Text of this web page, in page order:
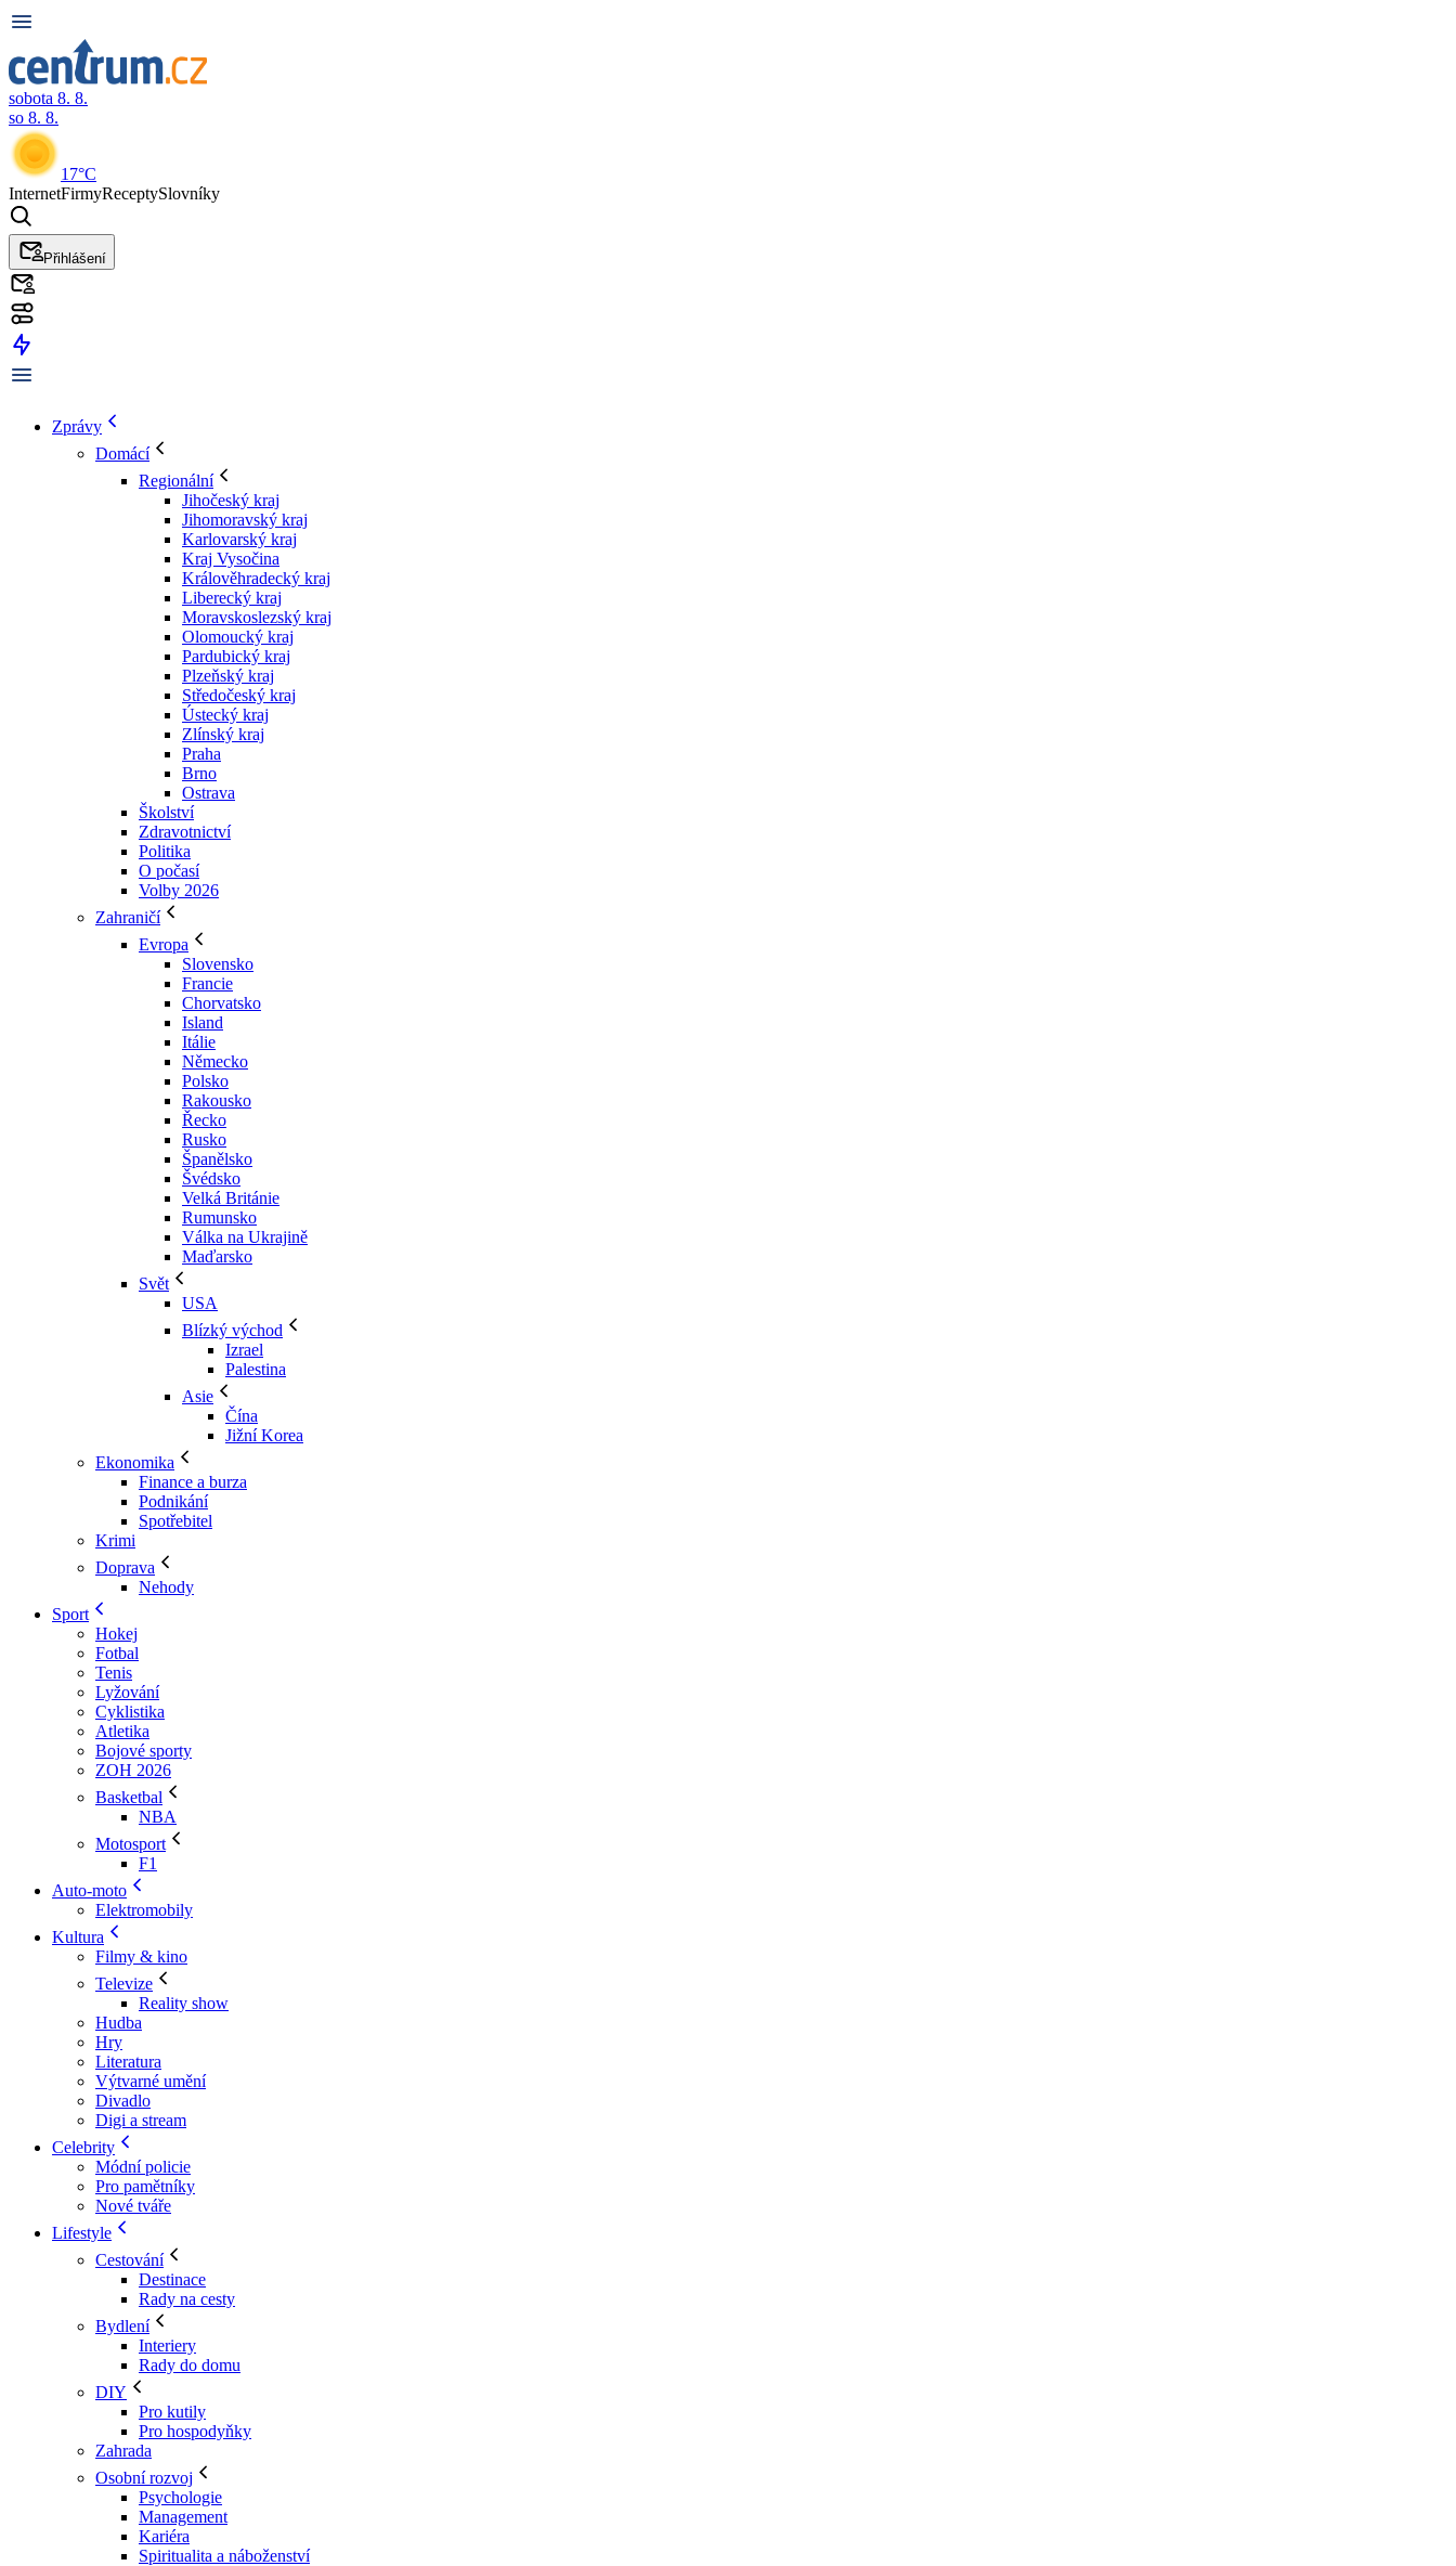
sobota 8. 8.
so 8. 8.
17°C
InternetFirmyReceptySlovníky
Přihlášení
Zprávy
Domácí
Regionální
Jihočeský kraj
Jihomoravský kraj
Karlovarský kraj
Kraj Vysočina
Králověhradecký kraj
Liberecký kraj
Moravskoslezský kraj
Olomoucký kraj
Pardubický kraj
Plzeňský kraj
Středočeský kraj
Ústecký kraj
Zlínský kraj
Praha
Brno
Ostrava
Školství
Zdravotnictví
Politika
O počasí
Volby 2026
Zahraničí
Evropa
Slovensko
Francie
Chorvatsko
Island
Itálie
Německo
Polsko
Rakousko
Řecko
Rusko
Španělsko
Švédsko
Velká Británie
Rumunsko
Válka na Ukrajině
Maďarsko
Svět
USA
Blízký východ
Izrael
Palestina
Asie
Čína
Jižní Korea
Ekonomika
Finance a burza
Podnikání
Spotřebitel
Krimi
Doprava
Nehody
Sport
Hokej
Fotbal
Tenis
Lyžování
Cyklistika
Atletika
Bojové sporty
ZOH 2026
Basketbal
NBA
Motosport
F1
Auto-moto
Elektromobily
Kultura
Filmy & kino
Televize
Reality show
Hudba
Hry
Literatura
Výtvarné umění
Divadlo
Digi a stream
Celebrity
Módní policie
Pro pamětníky
Nové tváře
Lifestyle
Cestování
Destinace
Rady na cesty
Bydlení
Interiery
Rady do domu
DIY
Pro kutily
Pro hospodyňky
Zahrada
Osobní rozvoj
Psychologie
Management
Kariéra
Spiritualita a náboženství